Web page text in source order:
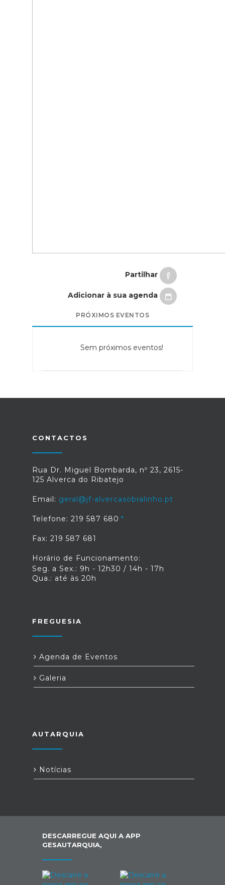
Partilhar
Adicionar à sua agenda
PRÓXIMOS EVENTOS
Sem próximos eventos!
CONTACTOS
Rua Dr. Miguel Bombarda, nº 23, 2615-
125 Alverca do Ribatejo
Email: geral@jf-alvercasobralinho.pt
Telefone: 219 587 680
Fax: 219 587 681
Horário de Funcionamento:
Seg. a Sex.: 9h - 12h30 / 14h - 17h
Qua.: até às 20h
FREGUESIA
Agenda de Eventos
Galeria
AUTARQUIA
Notícias
DESCARREGUE AQUI A APP
GESAUTARQUIA,